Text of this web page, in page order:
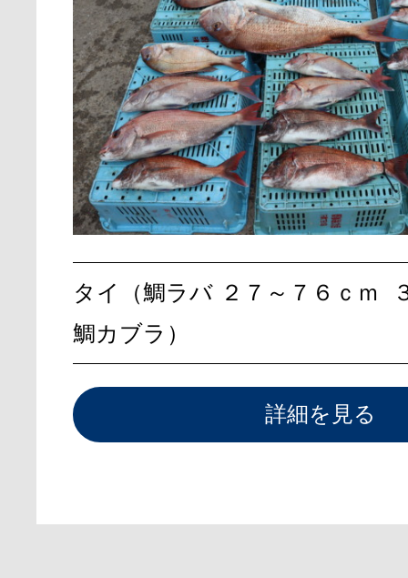
タイ（鯛ラバ
鯛カブラ）
２７～７６ｃｍ
詳細を見る